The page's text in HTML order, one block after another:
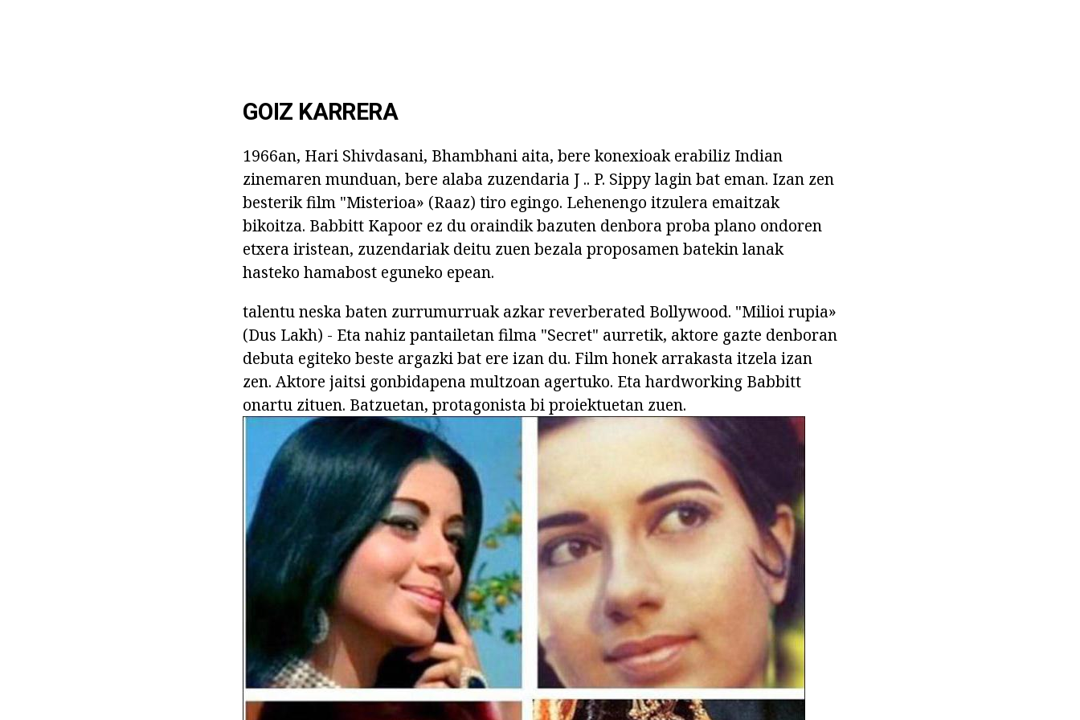
GOIZ KARRERA
1966an, Hari Shivdasani, Bhambhani aita, bere konexioak erabiliz Indian
zinemaren munduan, bere alaba zuzendaria J .. P. Sippy lagin bat eman. Izan zen
besterik film "Misterioa» (Raaz) tiro egingo. Lehenengo itzulera emaitzak
bikoitza. Babbitt Kapoor ez du oraindik bazuten denbora proba plano ondoren
etxera iristean, zuzendariak deitu zuen bezala proposamen batekin lanak
hasteko hamabost eguneko epean.
talentu neska baten zurrumurruak azkar reverberated Bollywood. "Milioi rupia»
(Dus Lakh) - Eta nahiz pantailetan filma "Secret" aurretik, aktore gazte denboran
debuta egiteko beste argazki bat ere izan du. Film honek arrakasta itzela izan
zen. Aktore jaitsi gonbidapena multzoan agertuko. Eta hardworking Babbitt
onartu zituen. Batzuetan, protagonista bi proiektuetan zuen.